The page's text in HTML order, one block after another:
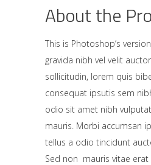
About the
This is Photoshop’s
gravida nibh vel velit
sollicitudin, lorem quis
consequat ipsutis sem
odio sit amet nibh
mauris. Morbi accumsan
tellus a odio tincidunt
Sed non mauris vitae